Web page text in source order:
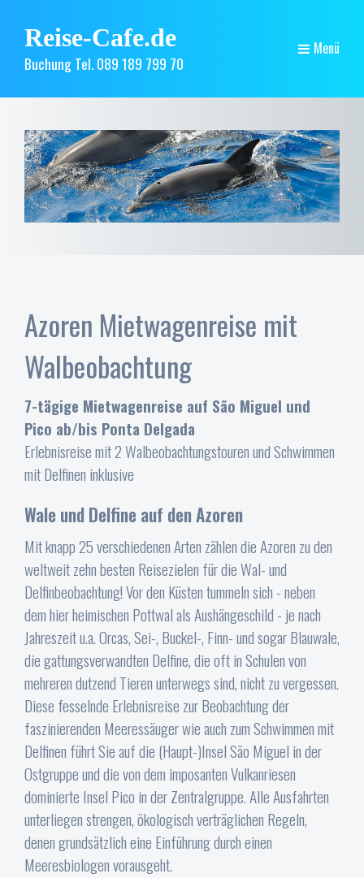
Reise-Cafe.de
Buchung Tel. 089 189 799 70
Menü
Azoren Mietwagenreise mit
Walbeobachtung
7-tägige Mietwagenreise auf São Miguel und
Pico ab/bis Ponta Delgada
Erlebnisreise mit 2 Walbeobachtungstouren und Schwimmen
mit Delfinen inklusive
Wale und Delfine auf den Azoren
Mit knapp 25 verschiedenen Arten zählen die Azoren zu den
weltweit zehn besten Reisezielen für die Wal- und
Delfinbeobachtung! Vor den Küsten tummeln sich - neben
dem hier heimischen Pottwal als Aushängeschild - je nach
Jahreszeit u.a. Orcas, Sei-, Buckel-, Finn- und sogar Blauwale,
die gattungsverwandten Delfine, die oft in Schulen von
mehreren dutzend Tieren unterwegs sind, nicht zu vergessen.
Diese fesselnde Erlebnisreise zur Beobachtung der
faszinierenden Meeressäuger wie auch zum Schwimmen mit
Delfinen führt Sie auf die (Haupt-)Insel São Miguel in der
Ostgruppe und die von dem imposanten Vulkanriesen
dominierte Insel Pico in der Zentralgruppe. Alle Ausfahrten
unterliegen strengen, ökologisch verträglichen Regeln,
denen grundsätzlich eine Einführung durch einen
Meeresbiologen vorausgeht.